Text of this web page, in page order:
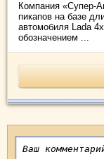
Компания «Супер-
пикапов на базе
автомобиля Lada
обозначением ...